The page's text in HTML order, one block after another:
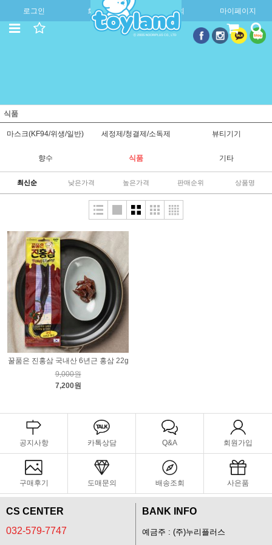
로그인 회원가입 주문조회 마이페이지
식품
마스크(KF94/위생/일반) 세정제/청결제/소독제 뷰티기기
향수 식품 기타
최신순 낮은가격 높은가격 판매순위 상품명
꿀품은 진홍삼 국내산 6년근 홍삼 22g
9,000원
7,200원
공지사항 카톡상담 Q&A 회원가입
구매후기 도매문의 배송조회 사은품
CS CENTER
032-579-7747
BANK INFO
예금주 : (주)누리플러스